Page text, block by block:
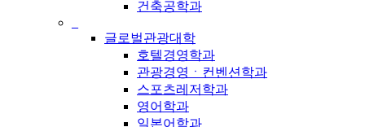
건축공학과
글로벌관광대학
호텔경영학과
관광경영ㆍ컨벤션학과
스포츠레저학과
영어학과
일본어학과